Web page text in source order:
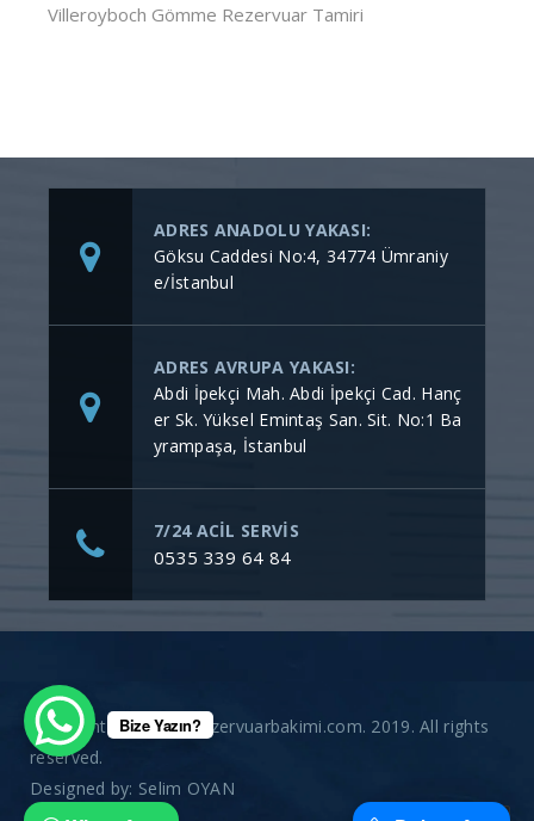
Villeroyboch Gömme Rezervuar Tamiri
ADRES ANADOLU YAKASI:
Göksu Caddesi No:4, 34774 Ümraniy
e/İstanbul
ADRES AVRUPA YAKASI:
Abdi İpekçi Mah. Abdi İpekçi Cad. Hanç
er Sk. Yüksel Emintaş San. Sit. No:1 Ba
yrampaşa, İstanbul
7/24 ACİL SERVİS
0535 339 64 84
Copyright © gommerezervuarbakimi.com. 2019. All rights
reserved.
Designed by: Selim OYAN
Bize Yazın?